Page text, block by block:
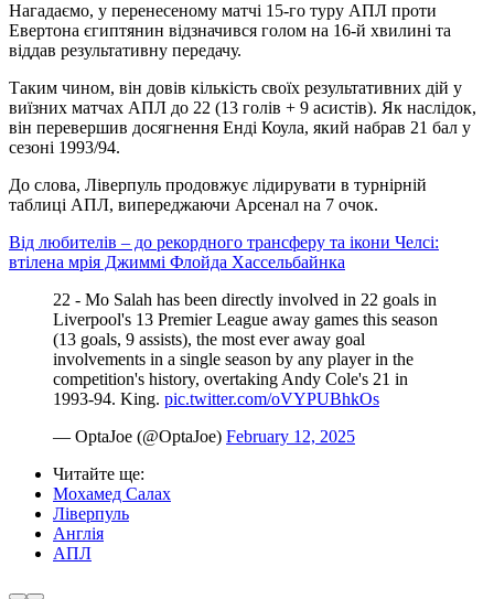
Нагадаємо, у перенесеному матчі 15-го туру АПЛ проти
Евертона єгиптянин відзначився голом на 16-й хвилині та
віддав результативну передачу.
Таким чином, він довів кількість своїх результативних дій у
виїзних матчах АПЛ до 22 (13 голів + 9 асистів). Як наслідок,
він перевершив досягнення Енді Коула, який набрав 21 бал у
сезоні 1993/94.
До слова, Ліверпуль продовжує лідирувати в турнірній
таблиці АПЛ, випереджаючи Арсенал на 7 очок.
Від любителів – до рекордного трансферу та ікони Челсі:
втілена мрія Джиммі Флойда Хассельбайнка
22 - Mo Salah has been directly involved in 22 goals in
Liverpool's 13 Premier League away games this season
(13 goals, 9 assists), the most ever away goal
involvements in a single season by any player in the
competition's history, overtaking Andy Cole's 21 in
1993-94. King. pic.twitter.com/oVYPUBhkOs
— OptaJoe (@OptaJoe) February 12, 2025
Читайте ще:
Мохамед Салах
Ліверпуль
Англія
АПЛ